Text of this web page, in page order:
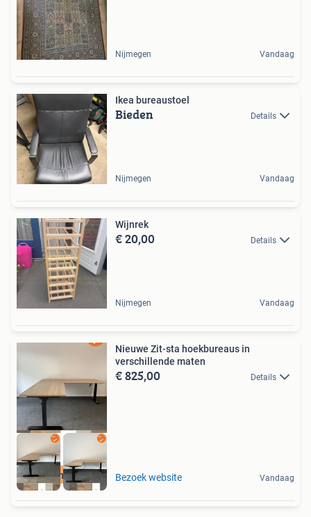
Nijmegen Vandaag
Ikea bureaustoel
Bieden Details
Nijmegen Vandaag
Wijnrek
€ 20,00 Details
Nijmegen Vandaag
Nieuwe hoekbureaus
Nieuwe Zit-sta hoekbureaus in
verschillende maten
€ 825,00 Details
Bezoek website Vandaag